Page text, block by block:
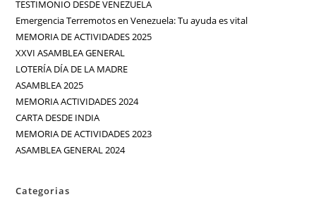
TESTIMONIO DESDE VENEZUELA
Emergencia Terremotos en Venezuela: Tu ayuda es vital
MEMORIA DE ACTIVIDADES 2025
XXVI ASAMBLEA GENERAL
LOTERÍA DÍA DE LA MADRE
ASAMBLEA 2025
MEMORIA ACTIVIDADES 2024
CARTA DESDE INDIA
MEMORIA DE ACTIVIDADES 2023
ASAMBLEA GENERAL 2024
Categorias